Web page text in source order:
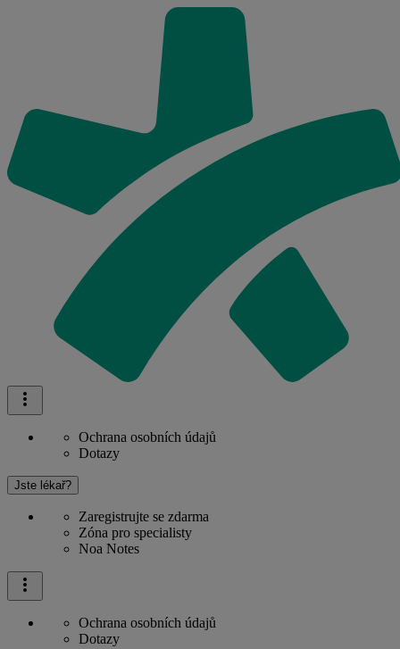
Ochrana osobních údajů
Dotazy
Jste lékař?
Zaregistrujte se zdarma
Zóna pro specialisty
Noa Notes
Ochrana osobních údajů
Dotazy